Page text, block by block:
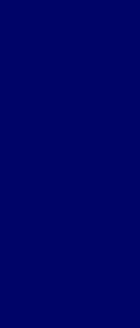
Test)
(SJT)
(TestAS)
(TMS)
(ZEQ)